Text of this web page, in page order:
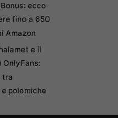
ecco
fino a 650
Amazon
e il
OnlyFans:
tra
polemiche